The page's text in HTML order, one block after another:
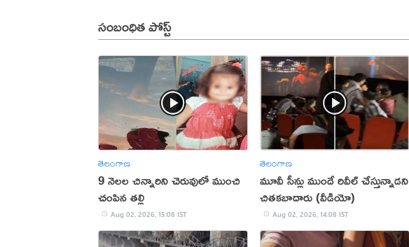
సంబంధిత పోస్ట్
తెలంగాణ
9 నెలల చిన్నారిని చెరువులో ముంచి
చంపిన తల్లి
Aug 02, 2026, 15:08 IST
తెలంగాణ
మూవీ సీన్లు ముందే రివీల్ చేస్తున్నాడని
చితకబాదారు (వీడియో)
Aug 02, 2026, 14:08 IST